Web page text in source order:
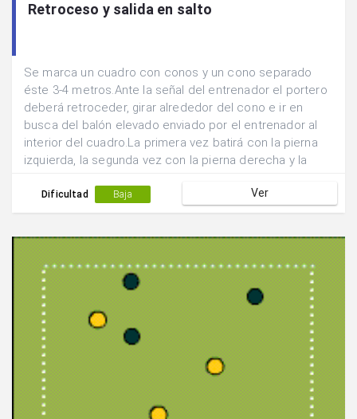
Retroceso y salida en salto
Se marca un cuadro con conos y un cono separado
éste 3-4 metros.Ante la señal del entrenador el portero
deberá retroceder, girar alrededor del cono e ir en
busca del balón elevado enviado por el entrenador al
interior del cuadro.La primera vez batirá con la pierna
izquierda, la segunda vez con la pierna derecha y la
Dificultad Baja Ver